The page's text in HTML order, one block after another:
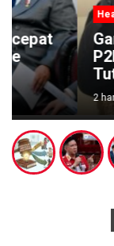
Headline
Garda
P2MI:
Tutup
2 hari yang lalu